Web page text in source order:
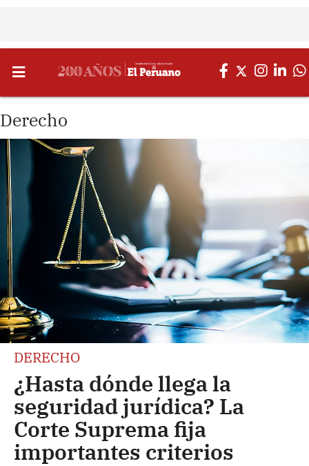
Derecho
DERECHO
¿Hasta dónde llega la
seguridad jurídica? La
Corte Suprema fija
importantes criterios